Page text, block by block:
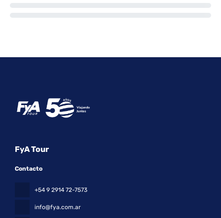
FyA Tour
Contacto
+54 9 2914 72-7573
info@fya.com.ar